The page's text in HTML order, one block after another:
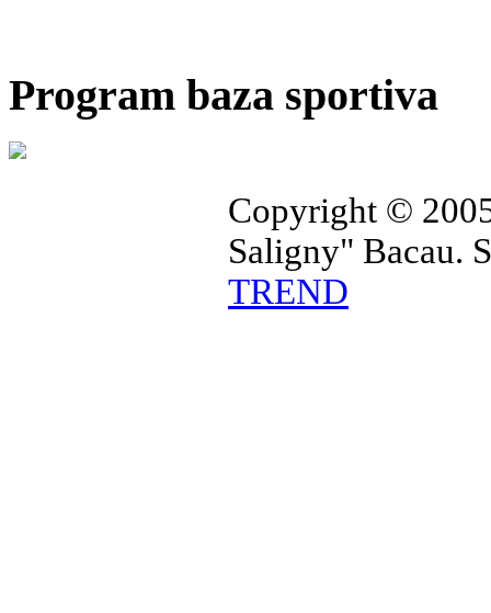
Program baza sportiva
Copyright ©
Saligny" Bacau.
TREND